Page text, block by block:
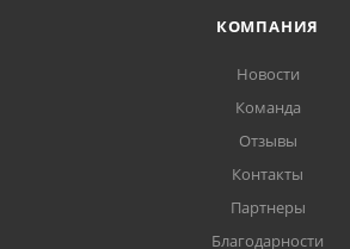
КОМПАНИЯ
Новости
Команда
Отзывы
Контакты
Партнеры
Благодарности